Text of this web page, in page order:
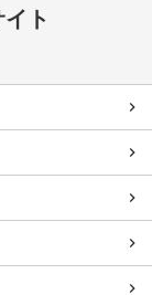
ト